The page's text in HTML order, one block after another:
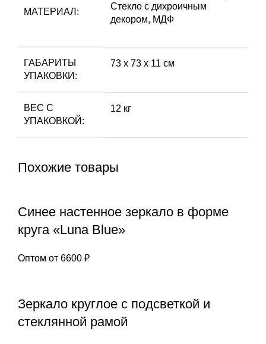
МАТЕРИАЛ:
Стекло с дихроичным
декором, МДФ
ГАБАРИТЫ
УПАКОВКИ:
73 х 73 х 11 см
ВЕС С
УПАКОВКОЙ:
12 кг
Похожие товары
Синее настенное зеркало в форме
круга «Luna Blue»
Оптом от 6600 ₽
Зеркало круглое с подсветкой и
стеклянной рамой